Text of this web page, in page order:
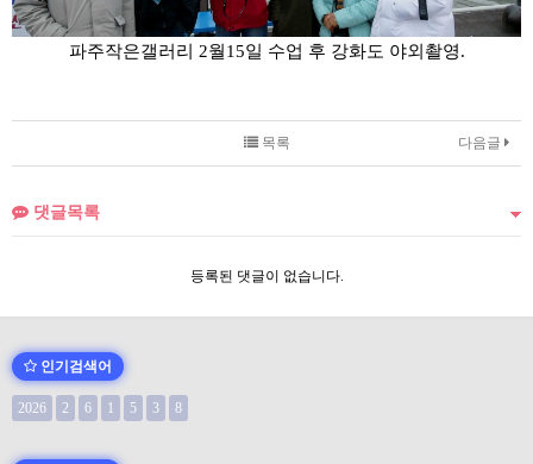
파주작은갤러리 2월15일 수업 후 강화도 야외촬영.
다음글
목록
댓글목록
등록된 댓글이 없습니다.
인기검색어
2026 2 6 1 5 3 8